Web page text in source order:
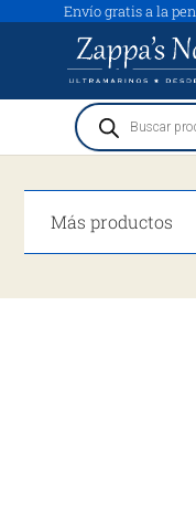
Envío gratis a la
Búsqueda
de
productos
Más productos